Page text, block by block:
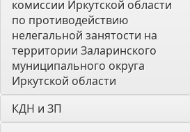
комиссии Иркутской области
по противодействию
нелегальной занятости на
территории Заларинского
муниципального округа
Иркутской области
КДН и ЗП